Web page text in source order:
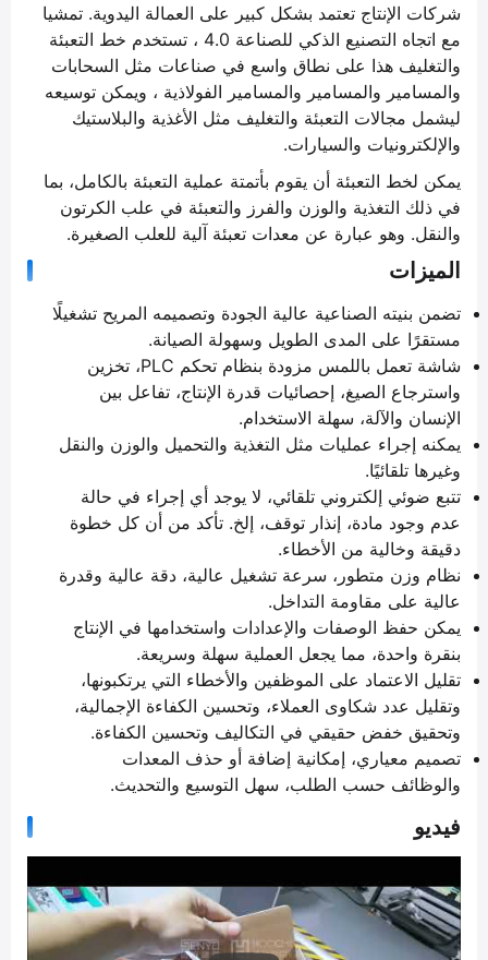
شركات الإنتاج تعتمد بشكل كبير على العمالة اليدوية. تمشيا
مع اتجاه التصنيع الذكي للصناعة 4.0 ، تستخدم خط التعبئة
والتغليف هذا على نطاق واسع في صناعات مثل السحابات
والمسامير والمسامير والمسامير الفولاذية ، ويمكن توسيعه
ليشمل مجالات التعبئة والتغليف مثل الأغذية والبلاستيك
والإلكترونيات والسيارات.
يمكن لخط التعبئة أن يقوم بأتمتة عملية التعبئة بالكامل، بما
في ذلك التغذية والوزن والفرز والتعبئة في علب الكرتون
والنقل. وهو عبارة عن معدات تعبئة آلية للعلب الصغيرة.
الميزات
تضمن بنيته الصناعية عالية الجودة وتصميمه المريح تشغيلًا
مستقرًا على المدى الطويل وسهولة الصيانة.
شاشة تعمل باللمس مزودة بنظام تحكم PLC، تخزين
واسترجاع الصيغ، إحصائيات قدرة الإنتاج، تفاعل بين
الإنسان والآلة، سهلة الاستخدام.
يمكنه إجراء عمليات مثل التغذية والتحميل والوزن والنقل
وغيرها تلقائيًا.
تتبع ضوئي إلكتروني تلقائي، لا يوجد أي إجراء في حالة
عدم وجود مادة، إنذار توقف، إلخ. تأكد من أن كل خطوة
دقيقة وخالية من الأخطاء.
نظام وزن متطور، سرعة تشغيل عالية، دقة عالية وقدرة
عالية على مقاومة التداخل.
يمكن حفظ الوصفات والإعدادات واستخدامها في الإنتاج
بنقرة واحدة، مما يجعل العملية سهلة وسريعة.
تقليل الاعتماد على الموظفين والأخطاء التي يرتكبونها،
وتقليل عدد شكاوى العملاء، وتحسين الكفاءة الإجمالية،
وتحقيق خفض حقيقي في التكاليف وتحسين الكفاءة.
تصميم معياري، إمكانية إضافة أو حذف المعدات
والوظائف حسب الطلب، سهل التوسيع والتحديث.
فيديو